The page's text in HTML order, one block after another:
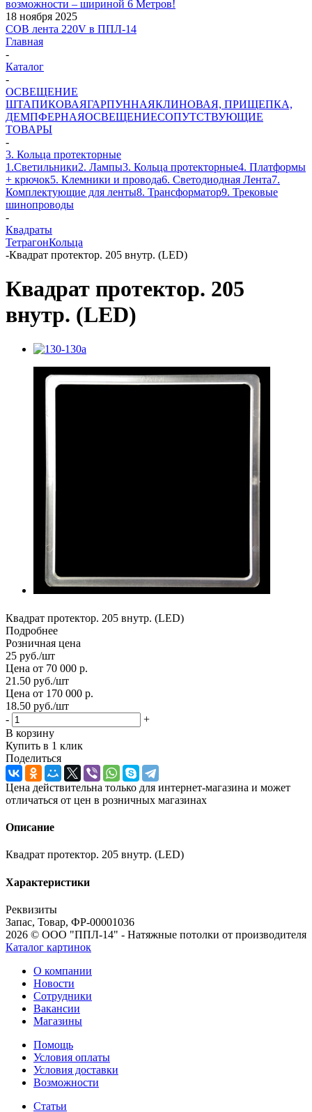
возможности – шириной 6 Метров!
18 ноября 2025
COB лента 220V в ППЛ-14
Главная
-
Каталог
-
ОСВЕЩЕНИЕ
ШТАПИКОВАЯГАРПУННАЯКЛИНОВАЯ, ПРИЩЕПКА,
ДЕМПФЕРНАЯОСВЕЩЕНИЕСОПУТСТВУЮЩИЕ
ТОВАРЫ
-
3. Кольца протекторные
1.Светильники2. Лампы3. Кольца протекторные4. Платформы
+ крючок5. Клемники и провода6. Светодиодная Лента7.
Комплектующие для ленты8. Трансформатор9. Трековые
шинопроводы
-
Квадраты
ТетрагонКольца
-Квадрат протектор. 205 внутр. (LED)
Квадрат протектор. 205
внутр. (LED)
Квадрат протектор. 205 внутр. (LED)
Подробнее
Розничная цена
25 руб./шт
Цена от 70 000 р.
21.50 руб./шт
Цена от 170 000 р.
18.50 руб./шт
-
+
В корзину
Купить в 1 клик
Поделиться
Цена действительна только для интернет-магазина и может
отличаться от цен в розничных магазинах
Описание
Квадрат протектор. 205 внутр. (LED)
Характеристики
Реквизиты
Запас, Товар, ФР-00001036
2026 © ООО "ППЛ-14" - Натяжные потолки от производителя
Каталог картинок
О компании
Новости
Сотрудники
Вакансии
Магазины
Помощь
Условия оплаты
Условия доставки
Возможности
Статьи